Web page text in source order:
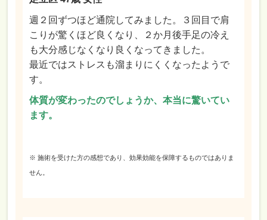
週２回ずつほど通院してみました。３回目で肩
こりが驚くほど良くなり、２か月後手足の冷え
も大分感じなくなり良くなってきました。
最近ではストレスも溜まりにくくなったようで
す。
体質が変わったのでしょうか、本当に驚いてい
ます。
※ 施術を受けた方の感想であり、効果効能を保障するものではありま
せん。